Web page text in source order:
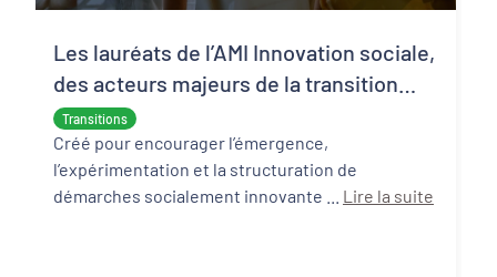
Transitions
Les lauréats de l’AMI Innovation sociale,
des acteurs majeurs de la transition
écologique et sociale
Créé pour encourager l’émergence,
l’expérimentation et la structuration de
Lire la suite